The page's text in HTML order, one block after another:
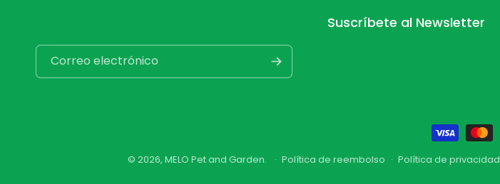
Suscríbete al Newsletter
Correo electrónico
Formas
de
© 2026, MELO Pet and Garden. Política de reembolso Política de privacidad